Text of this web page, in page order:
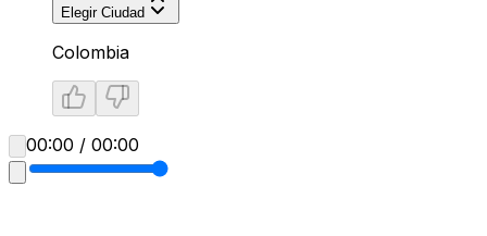
Elegir Ciudad
Colombia
00:00 / 00:00